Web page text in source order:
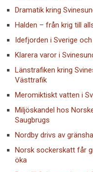
Dramatik kring
Halden – från krig till
Idefjorden i Sverige
Klarera varor i
Länstrafiken kring
Västtrafik
Meromiktiskt vatten i
Miljöskandel hos
Saugbrugs
Nordby drivs av
Norsk sockerskatt får
öka